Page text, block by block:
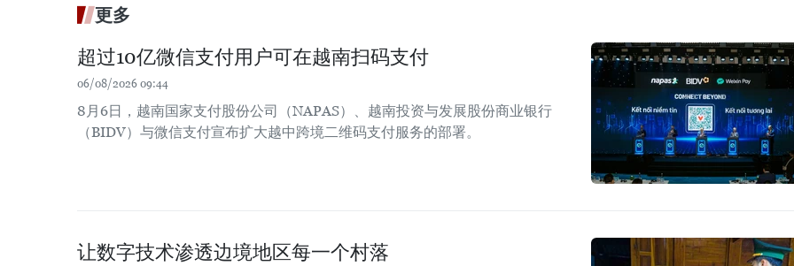
更多
超过10亿微信支付用户可在越南扫码支付
06/08/2026 09:44
8月6日，越南国家支付股份公司（NAPAS）、越南投资与发展股份商业银行
（BIDV）与微信支付宣布扩大越中跨境二维码支付服务的部署。
让数字技术渗透边境地区每一个村落